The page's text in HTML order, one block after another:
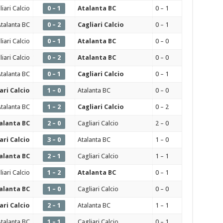
Calcio 0 – 1 Atalanta BC 0 – 1
BC 0 – 2 Cagliari Calcio 0 – 1
Calcio 0 – 1 Atalanta BC 0 – 0
Calcio 0 – 2 Atalanta BC 0 – 0
BC 0 – 1 Cagliari Calcio 0 – 1
Calcio 1 – 0 Atalanta BC 0 – 0
BC 1 – 2 Cagliari Calcio 0 – 2
BC 2 – 0 Cagliari Calcio 2 – 0
Calcio 3 – 0 Atalanta BC 1 – 0
BC 2 – 1 Cagliari Calcio 1 – 1
Calcio 1 – 2 Atalanta BC 0 – 1
BC 1 – 0 Cagliari Calcio 0 – 0
Calcio 2 – 1 Atalanta BC 1 – 1